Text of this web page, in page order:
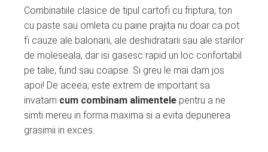
Combinatiile clasice de tipul cartofi cu friptura, ton
cu paste sau omleta cu paine prajita nu doar ca pot
fi cauze ale balonarii, ale deshidratarii sau ale starilor
de moleseala, dar isi gasesc rapid un loc confortabil
pe talie, fund sau coapse. Si greu le mai dam jos
apoi! De aceea, este extrem de important sa
invatam cum combinam alimentele pentru a ne
simti mereu in forma maxima si a evita depunerea
grasimii in exces.